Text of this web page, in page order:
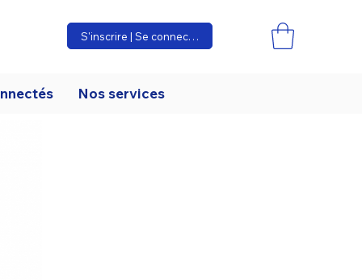
S'inscrire | Se connecter
Nos services